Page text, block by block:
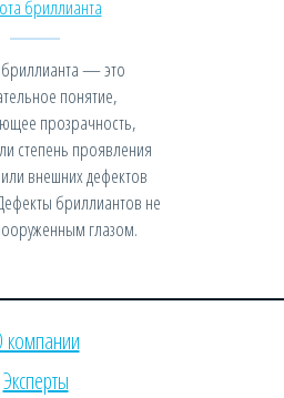
бриллианта
бриллианта — это
понятие,
прозрачность,
степень проявления
внешних дефектов
бриллиантов не
глазом.
компании
Эксперты